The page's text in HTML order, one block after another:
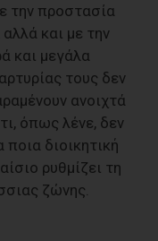
την προστασία
και με την
και μεγάλα
τους δεν
ανοιχτά
όπως λένε, δεν
διοικητική
ρυθμίζει τη
ζώνης.